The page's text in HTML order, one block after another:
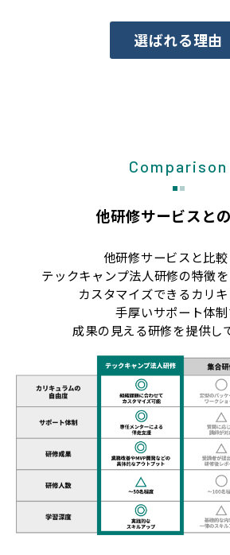
選ばれる理由
Comparison
他研修サービスと
他研修サービスと比
テックキャンプ法人研修の特徴を
カスタマイズできるカリ
手厚いサポート体
成果の見える研修を提供し